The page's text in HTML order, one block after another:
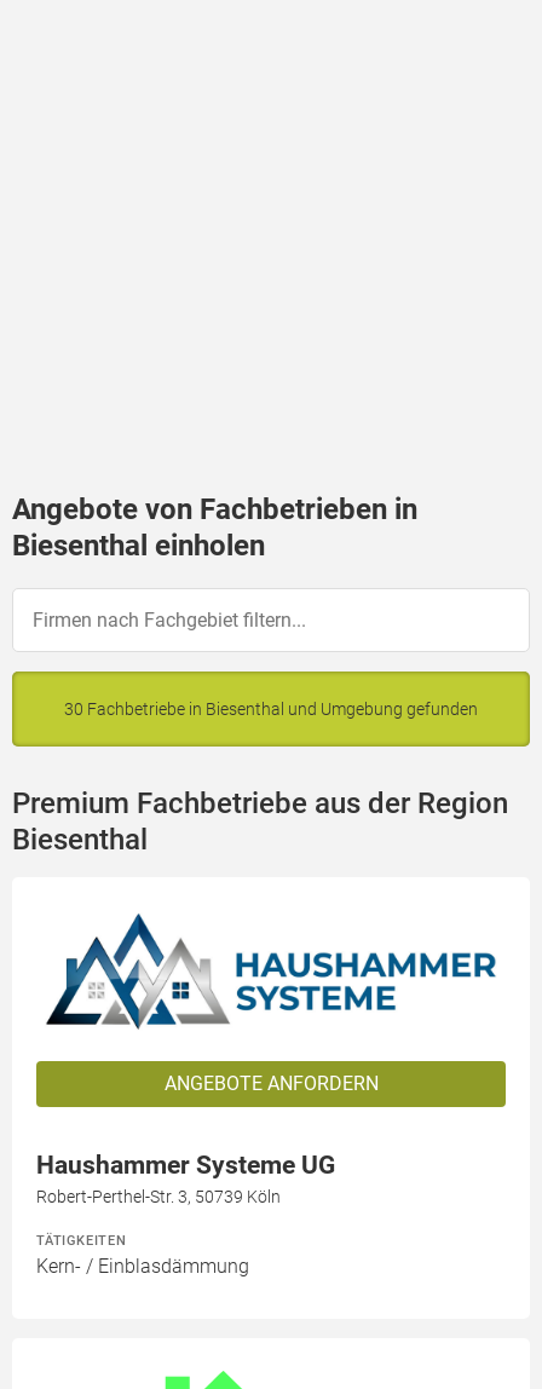
Angebote von Fachbetrieben in
Biesenthal einholen
30 Fachbetriebe in Biesenthal und Umgebung gefunden
Premium Fachbetriebe aus der Region
Biesenthal
ANGEBOTE ANFORDERN
Haushammer Systeme UG
Robert-Perthel-Str. 3, 50739 Köln
TÄTIGKEITEN
Kern- / Einblasdämmung